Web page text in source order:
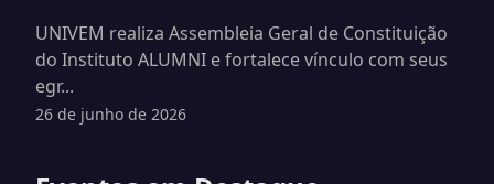
UNIVEM realiza Assembleia Geral de Constituição
do Instituto ALUMNI e fortalece vínculo com seus
egr...
26 de junho de 2026